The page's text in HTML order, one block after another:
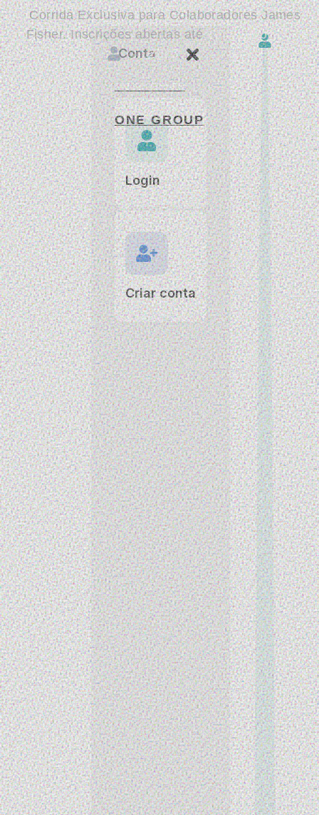
Conta
Login
Criar conta
Corrida Exclusiva para Colaboradores James
Fisher. Inscrições abertas até10 de Agosto de
2026.
JAMES FISHER
ONE GROUP